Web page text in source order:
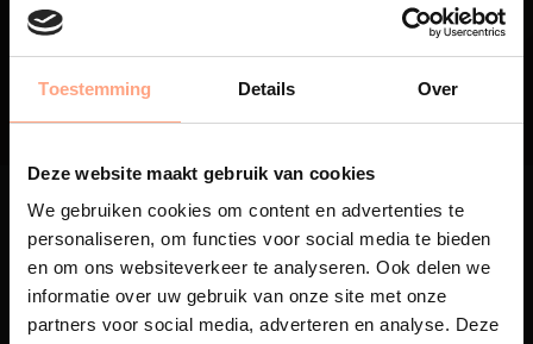
Toestemming Details Over
Deze website maakt gebruik van cookies
We gebruiken cookies om content en advertenties te
personaliseren, om functies voor social media te bieden
en om ons websiteverkeer te analyseren. Ook delen we
informatie over uw gebruik van onze site met onze
partners voor social media, adverteren en analyse. Deze
01 /03
Maatwerk